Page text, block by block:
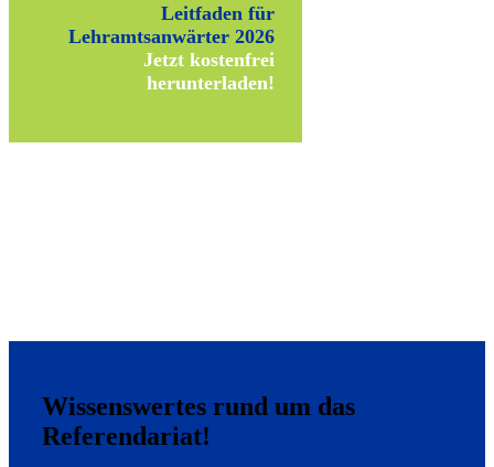
Leitfaden für
Lehramtsanwärter 2026
Jetzt kostenfrei
herunterladen!
Wissenswertes rund um das
Referendariat!